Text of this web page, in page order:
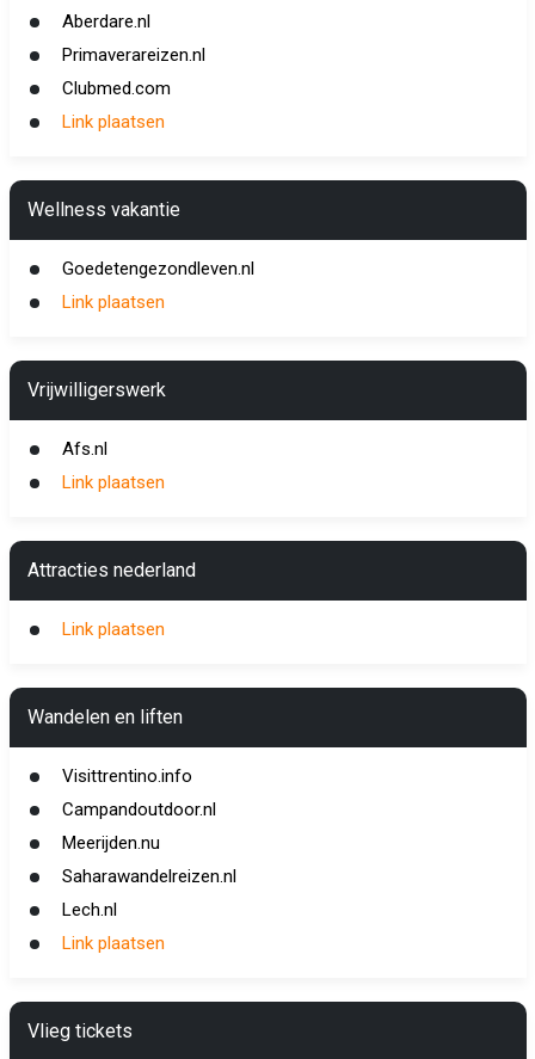
Aberdare.nl
Primaverareizen.nl
Clubmed.com
Link plaatsen
Wellness vakantie
Goedetengezondleven.nl
Link plaatsen
Vrijwilligerswerk
Afs.nl
Link plaatsen
Attracties nederland
Link plaatsen
Wandelen en liften
Visittrentino.info
Campandoutdoor.nl
Meerijden.nu
Saharawandelreizen.nl
Lech.nl
Link plaatsen
Vlieg tickets